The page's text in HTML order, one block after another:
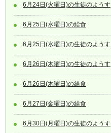
6月24日(火曜日)の生徒のようす
6月25日(水曜日)の給食
6月25日(水曜日)の生徒のようす
6月26日(木曜日)の生徒のようす
6月26日(木曜日)の給食
6月27日(金曜日)の給食
6月30日(月曜日)の生徒のようす